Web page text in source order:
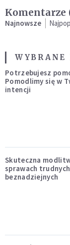
Komentarze
Najnowsze
Potrzebujesz
Pomodlimy się w
intencji
Skuteczna
sprawach
beznadziejnych